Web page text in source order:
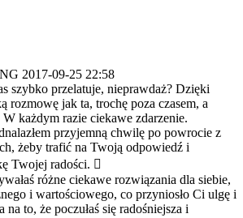
2017-09-25 22:58
szybko przelatuje, nieprawdaż? Dzięki
rozmowę jak ta, trochę poza czasem, a
każdym razie ciekawe zdarzenie.
przyjemną chwilę po powrocie z
żeby trafić na Twoją odpowiedź i
Twojej radości. 
różne ciekawe rozwiązania dla siebie,
i wartościowego, co przyniosło Ci ulgę i
to, że poczułaś się radośniejsza i